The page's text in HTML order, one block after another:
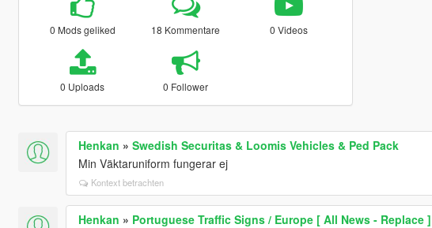
0 Mods geliked 18 Kommentare 0 Videos
0 Uploads 0 Follower
Henkan » Swedish Securitas & Loomis Vehicles & Ped Pack
Min Väktaruniform fungerar ej
Kontext betrachten
Henkan » Portuguese Traffic Signs / Europe [ All News - Replace ]